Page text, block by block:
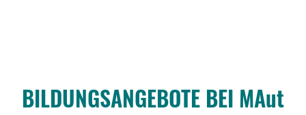
BILDUNGS­AN­GE­BOTE BEI MAut